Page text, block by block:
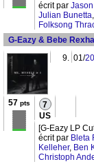
écrit par
Julian Bunetta,
Folksong
G-Eazy & Bebe Rexha
9. 01/
57 pts 7
US
[G-Eazy LP
écrit par Bleta
Kelleher, Ben
Christoph